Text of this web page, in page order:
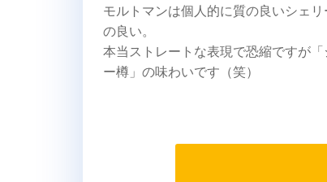
モルトマンは個人的に質の良いシェ
の良い。
本当ストレートな表現で恐縮ですが
ー樽」の味わいです（笑）